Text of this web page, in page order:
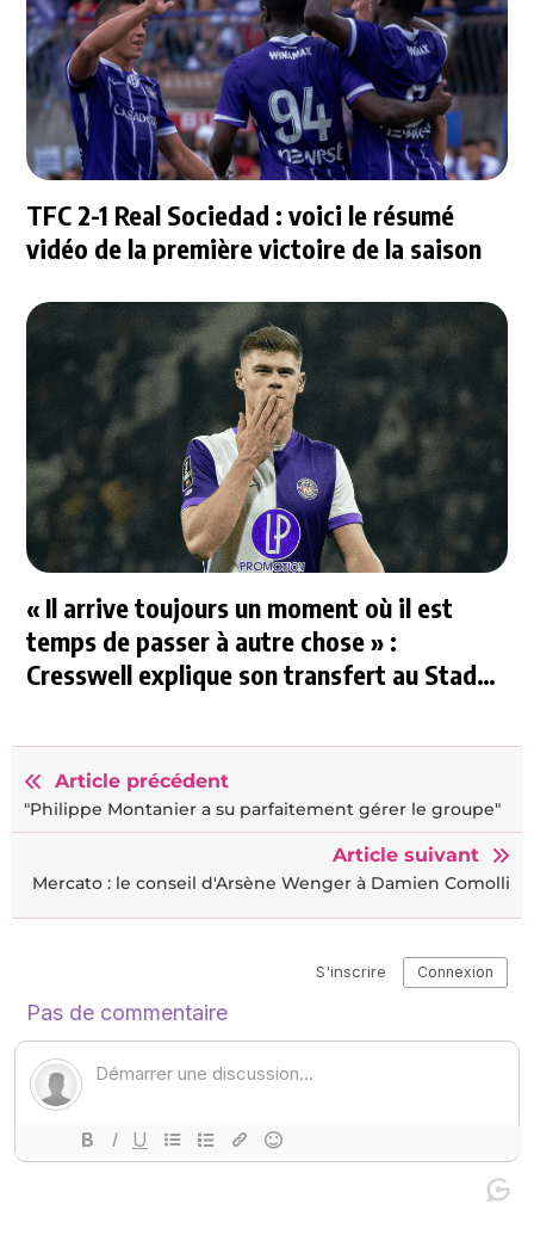
TFC 2-1 Real Sociedad : voici le résumé
vidéo de la première victoire de la saison
« Il arrive toujours un moment où il est
temps de passer à autre chose » :
Cresswell explique son transfert au Stade
Article précédent
"Philippe Montanier a su parfaitement gérer le groupe"
Article suivant
Mercato : le conseil d'Arsène Wenger à Damien Comolli